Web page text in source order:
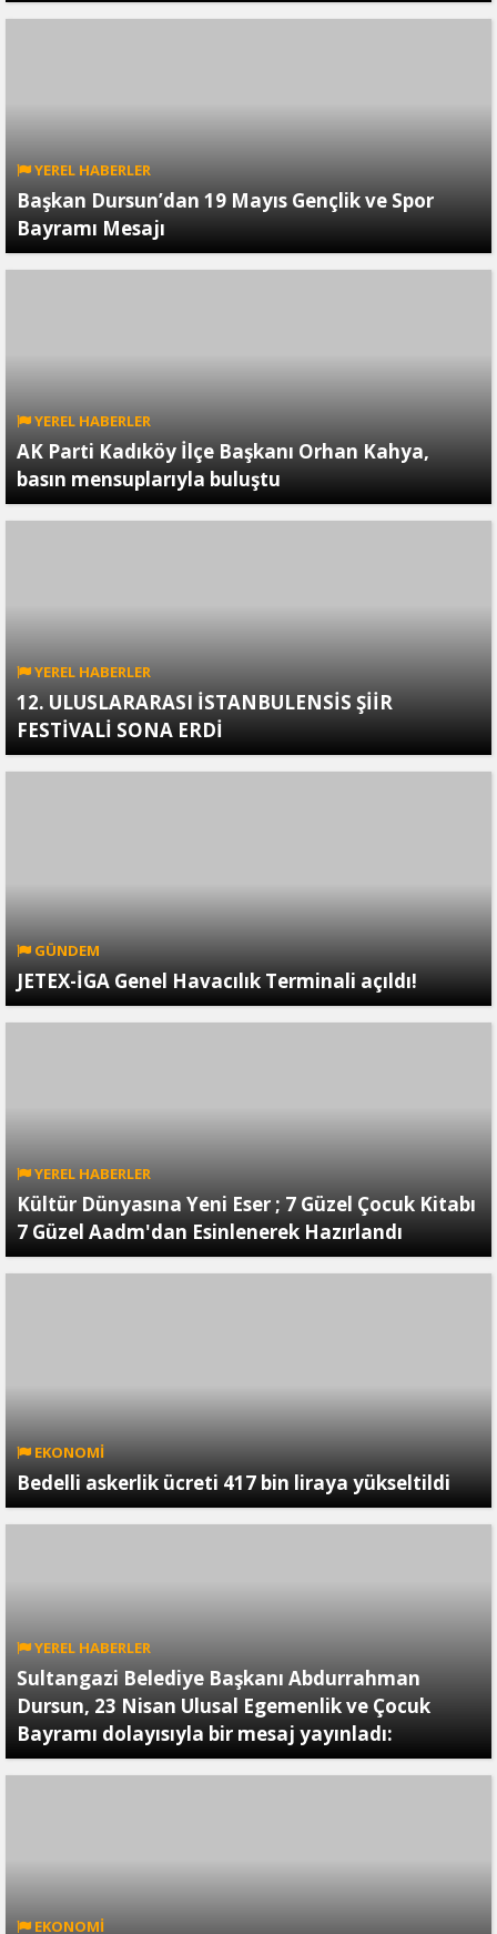
YEREL HABERLER
Başkan Dursun’dan 19 Mayıs Gençlik ve Spor
Bayramı Mesajı
YEREL HABERLER
AK Parti Kadıköy İlçe Başkanı Orhan Kahya,
basın mensuplarıyla buluştu
YEREL HABERLER
12. ULUSLARARASI İSTANBULENSİS ŞİİR
FESTİVALİ SONA ERDİ
GÜNDEM
JETEX-İGA Genel Havacılık Terminali açıldı!
YEREL HABERLER
Kültür Dünyasına Yeni Eser ; 7 Güzel Çocuk Kitabı
7 Güzel Aadm'dan Esinlenerek Hazırlandı
EKONOMİ
Bedelli askerlik ücreti 417 bin liraya yükseltildi
YEREL HABERLER
Sultangazi Belediye Başkanı Abdurrahman
Dursun, 23 Nisan Ulusal Egemenlik ve Çocuk
Bayramı dolayısıyla bir mesaj yayınladı:
EKONOMİ